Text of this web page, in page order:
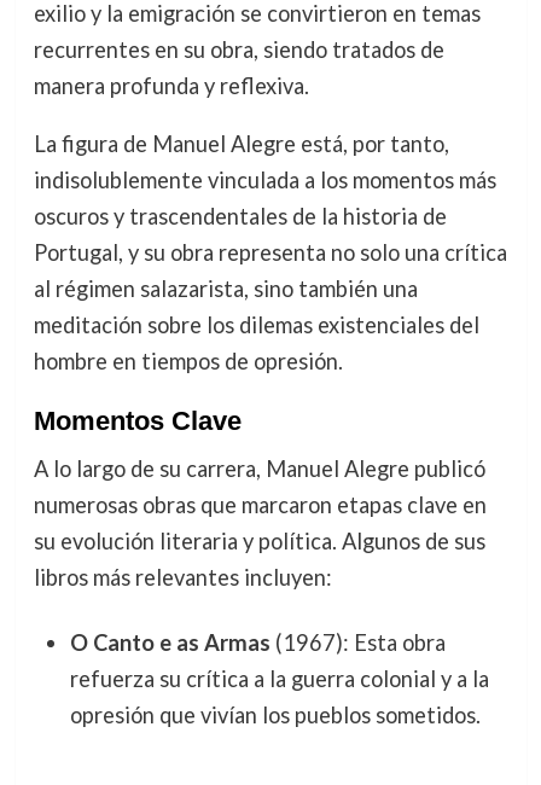
exilio y la emigración se convirtieron en temas
recurrentes en su obra, siendo tratados de
manera profunda y reflexiva.
La figura de Manuel Alegre está, por tanto,
indisolublemente vinculada a los momentos más
oscuros y trascendentales de la historia de
Portugal, y su obra representa no solo una crítica
al régimen salazarista, sino también una
meditación sobre los dilemas existenciales del
hombre en tiempos de opresión.
Momentos Clave
A lo largo de su carrera, Manuel Alegre publicó
numerosas obras que marcaron etapas clave en
su evolución literaria y política. Algunos de sus
libros más relevantes incluyen:
O Canto e as Armas (1967): Esta obra
refuerza su crítica a la guerra colonial y a la
opresión que vivían los pueblos sometidos.